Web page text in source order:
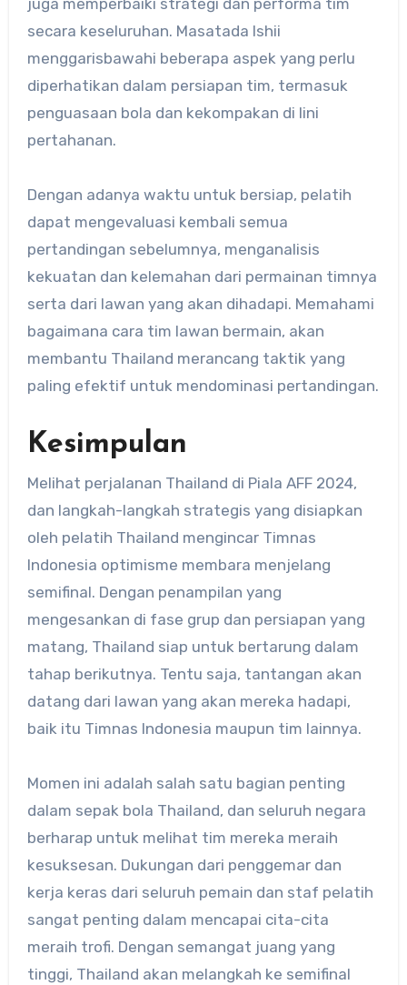
secara keseluruhan. Masatada Ishii
menggarisbawahi beberapa aspek yang perlu
diperhatikan dalam persiapan tim, termasuk
penguasaan bola dan kekompakan di lini
pertahanan.
Dengan adanya waktu untuk bersiap, pelatih
dapat mengevaluasi kembali semua
pertandingan sebelumnya, menganalisis
kekuatan dan kelemahan dari permainan timnya
serta dari lawan yang akan dihadapi. Memahami
bagaimana cara tim lawan bermain, akan
membantu Thailand merancang taktik yang
paling efektif untuk mendominasi pertandingan.
Kesimpulan
Melihat perjalanan Thailand di Piala AFF 2024,
dan langkah-langkah strategis yang disiapkan
oleh pelatih Thailand mengincar Timnas
Indonesia optimisme membara menjelang
semifinal. Dengan penampilan yang
mengesankan di fase grup dan persiapan yang
matang, Thailand siap untuk bertarung dalam
tahap berikutnya. Tentu saja, tantangan akan
datang dari lawan yang akan mereka hadapi,
baik itu Timnas Indonesia maupun tim lainnya.
Momen ini adalah salah satu bagian penting
dalam sepak bola Thailand, dan seluruh negara
berharap untuk melihat tim mereka meraih
kesuksesan. Dukungan dari penggemar dan
kerja keras dari seluruh pemain dan staf pelatih
sangat penting dalam mencapai cita-cita
meraih trofi. Dengan semangat juang yang
tinggi, Thailand akan melangkah ke semifinal